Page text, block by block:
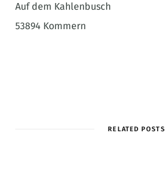
Auf dem Kahlenbusch
53894 Kommern
RELATED POSTS